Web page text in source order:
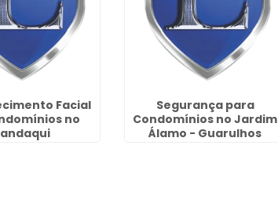
Facial
no
Segurança para
Condomínios no Jardim
Álamo - Guarulhos